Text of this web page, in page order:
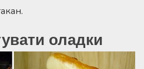
оладки